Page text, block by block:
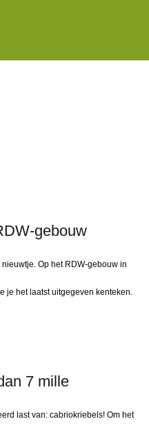
gebouw
Op het RDW-gebouw in
je het laatst uitgegeven kenteken.
7 mille
last van: cabriokriebels! Om het